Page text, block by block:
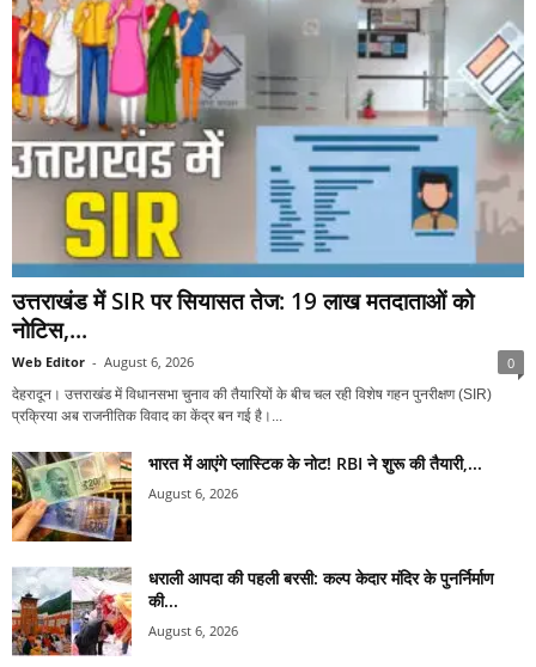
उत्तराखंड में SIR पर सियासत तेज: 19 लाख मतदाताओं को
नोटिस,...
Web Editor - August 6, 2026 0
देहरादून। उत्तराखंड में विधानसभा चुनाव की तैयारियों के बीच चल रही विशेष गहन पुनरीक्षण (SIR)
प्रक्रिया अब राजनीतिक विवाद का केंद्र बन गई है।...
भारत में आएंगे प्लास्टिक के नोट! RBI ने शुरू की तैयारी,...
August 6, 2026
धराली आपदा की पहली बरसी: कल्प केदार मंदिर के पुनर्निर्माण
की...
August 6, 2026